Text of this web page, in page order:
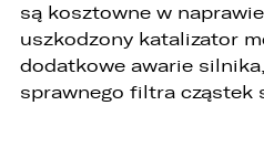
są kosztowne w
uszkodzony katalizator
dodatkowe awarie
sprawnego filtra cząstek
1. Kontakt z Inspektorem
iod@lellek.com.pl
2. Numer telefonu – Biuro